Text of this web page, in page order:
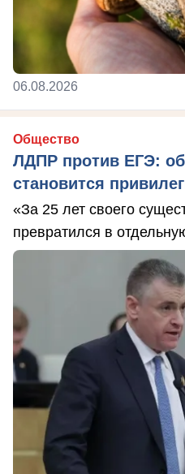
06.08.2026
Общество
ЛДПР против ЕГЭ:
становится
«За 25 лет своего
превратился в